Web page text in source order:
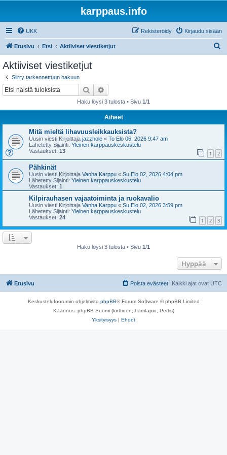
karppaus.info
UKK Kirjaudu sisään
Rekisteröidy
Etusivu Etsi Aktiiviset viestiketjut
Aktiiviset viestiketjut
Siirry tarkennettuun hakuun
Etsi
Haku löysi 3 tulosta • Sivu 1/1
Aiheet
Mitä mieltä lihavuusleikkauksista?
Uusin viesti Kirjoittaja jazzhole « To Elo 06, 2026 9:47 am
Lähetetty Sijainti: Yleinen karppauskeskustelu
Vastaukset: 13 1 2
Pähkinät
Uusin viesti Kirjoittaja Vanha Karppu « Su Elo 02, 2026 4:04 pm
Lähetetty Sijainti: Yleinen karppauskeskustelu
Vastaukset: 1
Kilpirauhasen vajaatoiminta ja ruokavalio
Uusin viesti Kirjoittaja Vanha Karppu « Su Elo 02, 2026 3:59 pm
Lähetetty Sijainti: Yleinen karppauskeskustelu
Vastaukset: 24 1 2 3
Haku löysi 3 tulosta • Sivu 1/1
Hyppää
Etusivu Kaikki ajat ovat UTC
Poista evästeet
Keskustelufoorumin ohjelmisto phpBB® Forum Software © phpBB Limited
Käännös: phpBB Suomi (lurttinen, harritapio, Pettis)
Yksityisyys | Ehdot